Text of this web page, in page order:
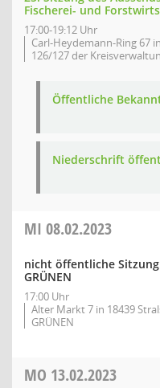
Fischerei- und
17:00-19:12 Uhr
Carl-Heydemann-Ring 67
126/127 der
Öffentliche
Niederschrift
MI 08.02.2023
nicht öffentliche Sitzung
GRÜNEN
17:00 Uhr
Alter Markt 7 in 18439
GRÜNEN
MO 13.02.2023